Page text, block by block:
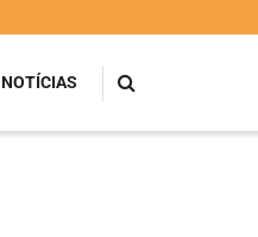
NOTÍCIAS